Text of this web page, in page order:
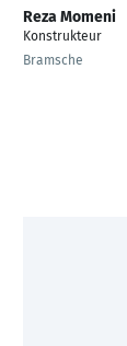
Reza Momeni
Konstrukteur
Bramsche